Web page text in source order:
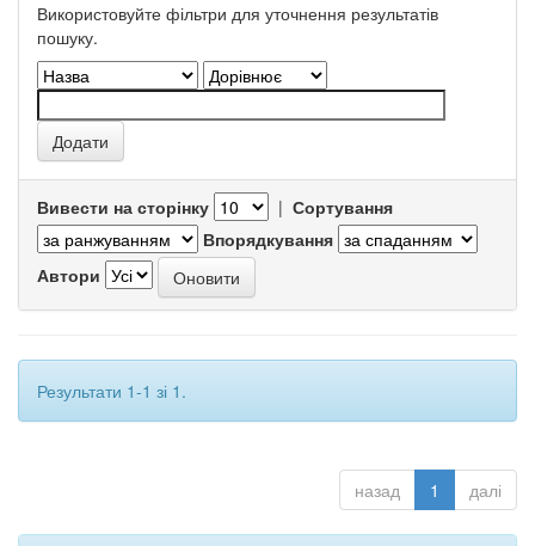
Використовуйте фільтри для уточнення результатів
пошуку.
Вивести на сторінку | Сортування
Впорядкування
Автори
Результати 1-1 зі 1.
назад 1 далі